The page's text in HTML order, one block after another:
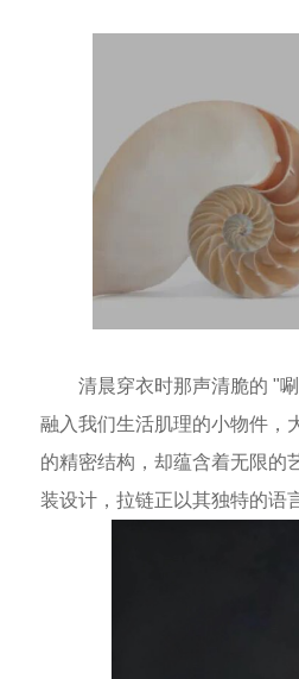
清晨穿衣时那声清脆的 "
融入我们生活肌理的小物件，
的精密结构，却蕴含着无限的
装设计，拉链正以其独特的语